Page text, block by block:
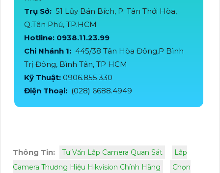
Trụ Sở: 51 Lũy Bán Bích, P. Tân Thới Hòa,
Q.Tân Phú, TP.HCM
Hotline: 0938.11.23.99
Chi Nhánh 1: 445/38 Tân Hòa Đông,P Bình
Trị Đông, Bình Tân, TP HCM
Kỹ Thuật: 0906.855.330
Điện Thoại: (028) 6688.4949
Thông Tin: Tư Vấn Lắp Camera Quan Sát
Lắp
Camera Thương Hiệu Hikvision Chính Hãng
Chọn